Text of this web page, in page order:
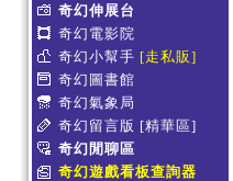
奇幻伸展台
奇幻電影院
奇幻小幫手 [走私販]
奇幻圖書館
奇幻氣象局
奇幻留言版 [精華區]
奇幻閒聊區
奇幻遊戲看板查詢器